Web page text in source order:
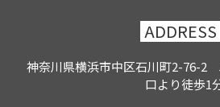
ADDRESS
神奈川県横浜市中区石川町2-76-2
口より徒歩1